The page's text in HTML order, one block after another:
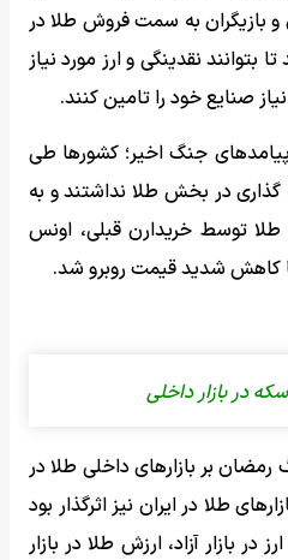
و بازیگران به سمت فروش طلا در
بتوانند نقدینگی و ارز مورد نیاز
صنایع خود را تامین کنند.
جنگ اخیر؛ کشورها طی
گذاری در بخش طلا نداشتند و به
توسط خریدارن قبلی، اونس
کاهش شدید قیمت روبرو شد.
در بازار داخلی
بر بازارهای داخلی طلا در
طلا در ایران نیز اثرگذار بود
بازار آزاد، ارزش طلا در بازار